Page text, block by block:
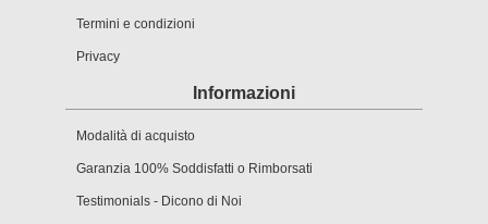
Termini e condizioni
Privacy
Informazioni
Modalità di acquisto
Garanzia 100% Soddisfatti o Rimborsati
Testimonials - Dicono di Noi